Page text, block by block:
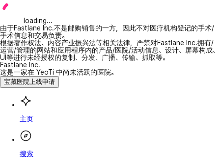
loading...
由于Fastlane Inc.不是邮购销售的一方，因此不对医疗机构登记的手术/
手术信息和交易负责。
根据著作权法、内容产业振兴法等相关法律，严禁对Fastlane Inc.拥有/
运营/管理的网站和应用程序内的产品/医院/活动信息、设计、屏幕构成、
UI等进行未经授权的复制、分发、广播、传输、抓取等。
Fastlane Inc.
这是一家在 YeoTi 中尚未活跃的医院。
宝藏医院上线申请
主页
搜索